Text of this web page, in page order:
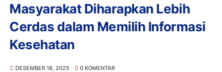
Masyarakat Diharapkan Lebih
Cerdas dalam Memilih Informasi
Kesehatan
DESEMBER 18, 2025 0 KOMENTAR